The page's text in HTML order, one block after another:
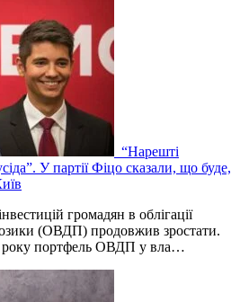
“Нарешті
У партії Фіцо сказали, що буде,
громадян в облігації
(ОВДП) продовжив зростати.
року портфель ОВДП у вла…